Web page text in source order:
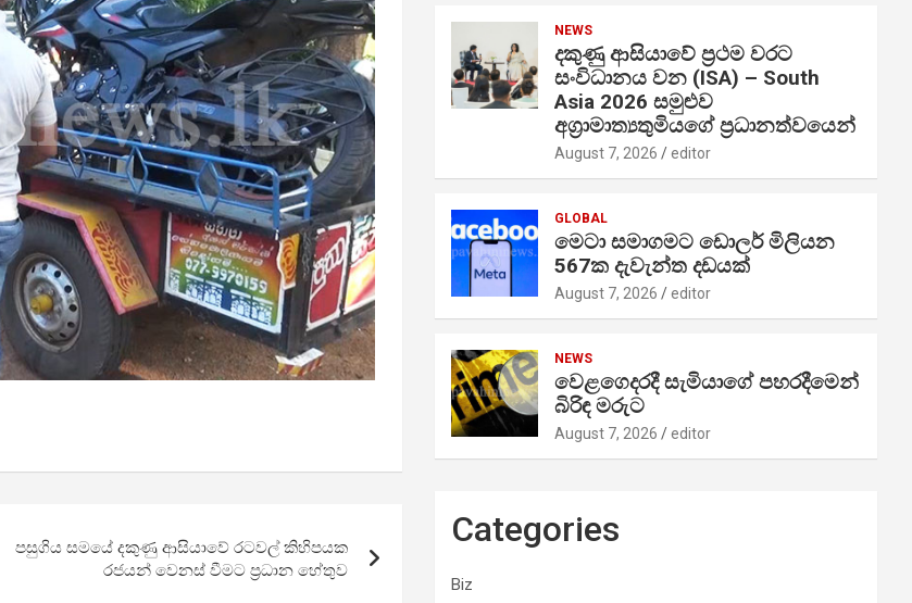
පසුගිය සමයේ දකුණු ආසියාවේ රටවල් කිහිපයක
රජයන් වෙනස් වීමට ප්‍රධාන හේතුව
NEWS
දකුණු ආසියාවේ ප්‍රථම වරට
සංවිධානය වන (ISA) – South
Asia 2026 සමුළුව
අග්‍රාමාත්‍යතුමියගේ ප්‍රධානත්වයෙන්
August 7, 2026 editor
GLOBAL
මෙටා සමාගමට ඩොලර් මිලියන
567ක දැවැන්ත දඩයක්
August 7, 2026 editor
NEWS
වෙළගෙදරදී සැමියාගේ පහරදීමෙන්
බිරිඳ මරුට
August 7, 2026 editor
Categories
Biz